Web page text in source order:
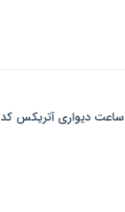
ساعت دیواری آتریکس کد M16 به همراه آینه